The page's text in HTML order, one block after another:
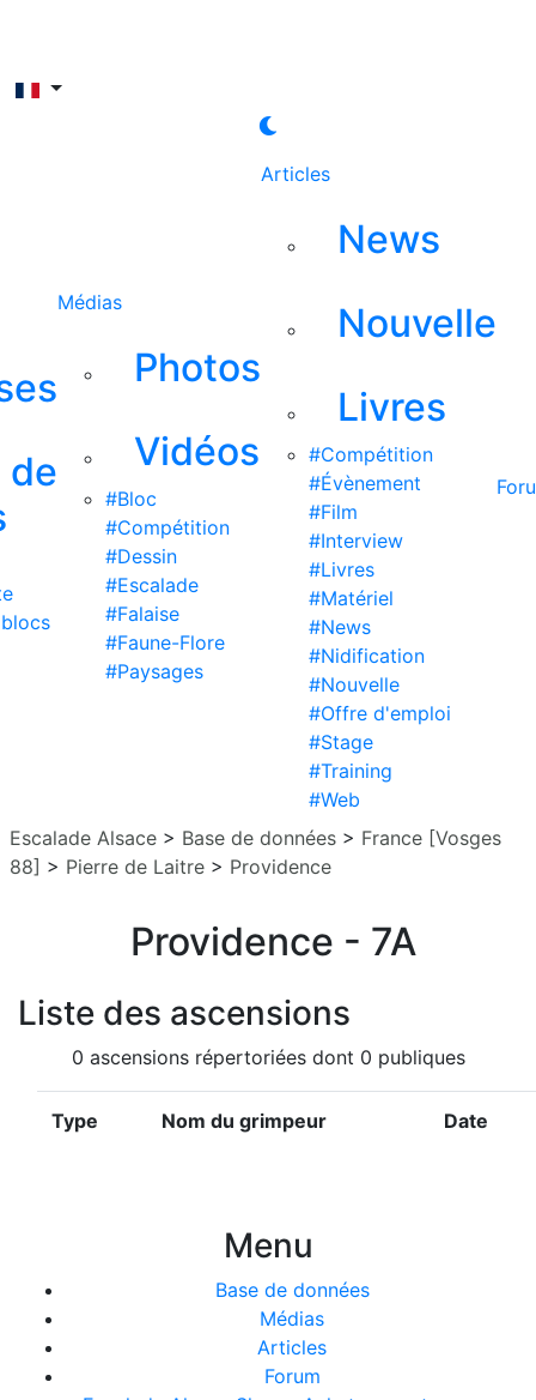
de
Médias
Photos
Vidéos
#Bloc
#Compétition
#Dessin
#Escalade
#Falaise
#Faune-Flore
#Paysages
Articles
News
Nouvelle
Livres
#Compétition
#Évènement
#Film
#Interview
#Livres
#Matériel
#News
#Nidification
#Nouvelle
#Offre d'emploi
#Stage
#Training
#Web
Escalade Alsace > Base de données > France [Vosges
88] > Pierre de Laitre > Providence
Providence - 7A
Liste des ascensions
0 ascensions répertoriées dont 0 publiques
Type Nom du grimpeur Date
Menu
Base de données
Médias
Articles
Forum